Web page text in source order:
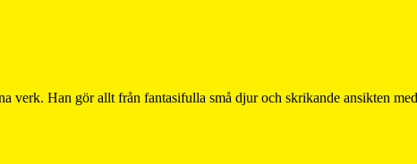
verk. Han gör allt från fantasifulla små djur och skrikande ansikten